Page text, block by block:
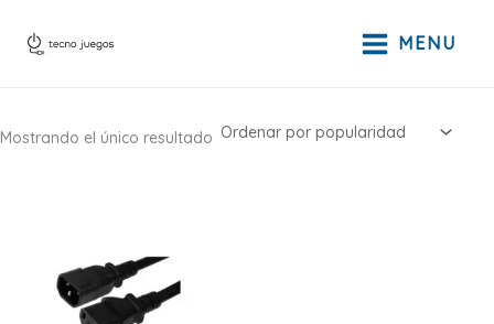
MENU
Mostrando el único resultado